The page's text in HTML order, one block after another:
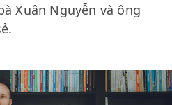
Xuân Nguyễn và ông